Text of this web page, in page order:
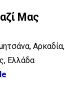
Μας
Αρκαδία,
Ελλάδα